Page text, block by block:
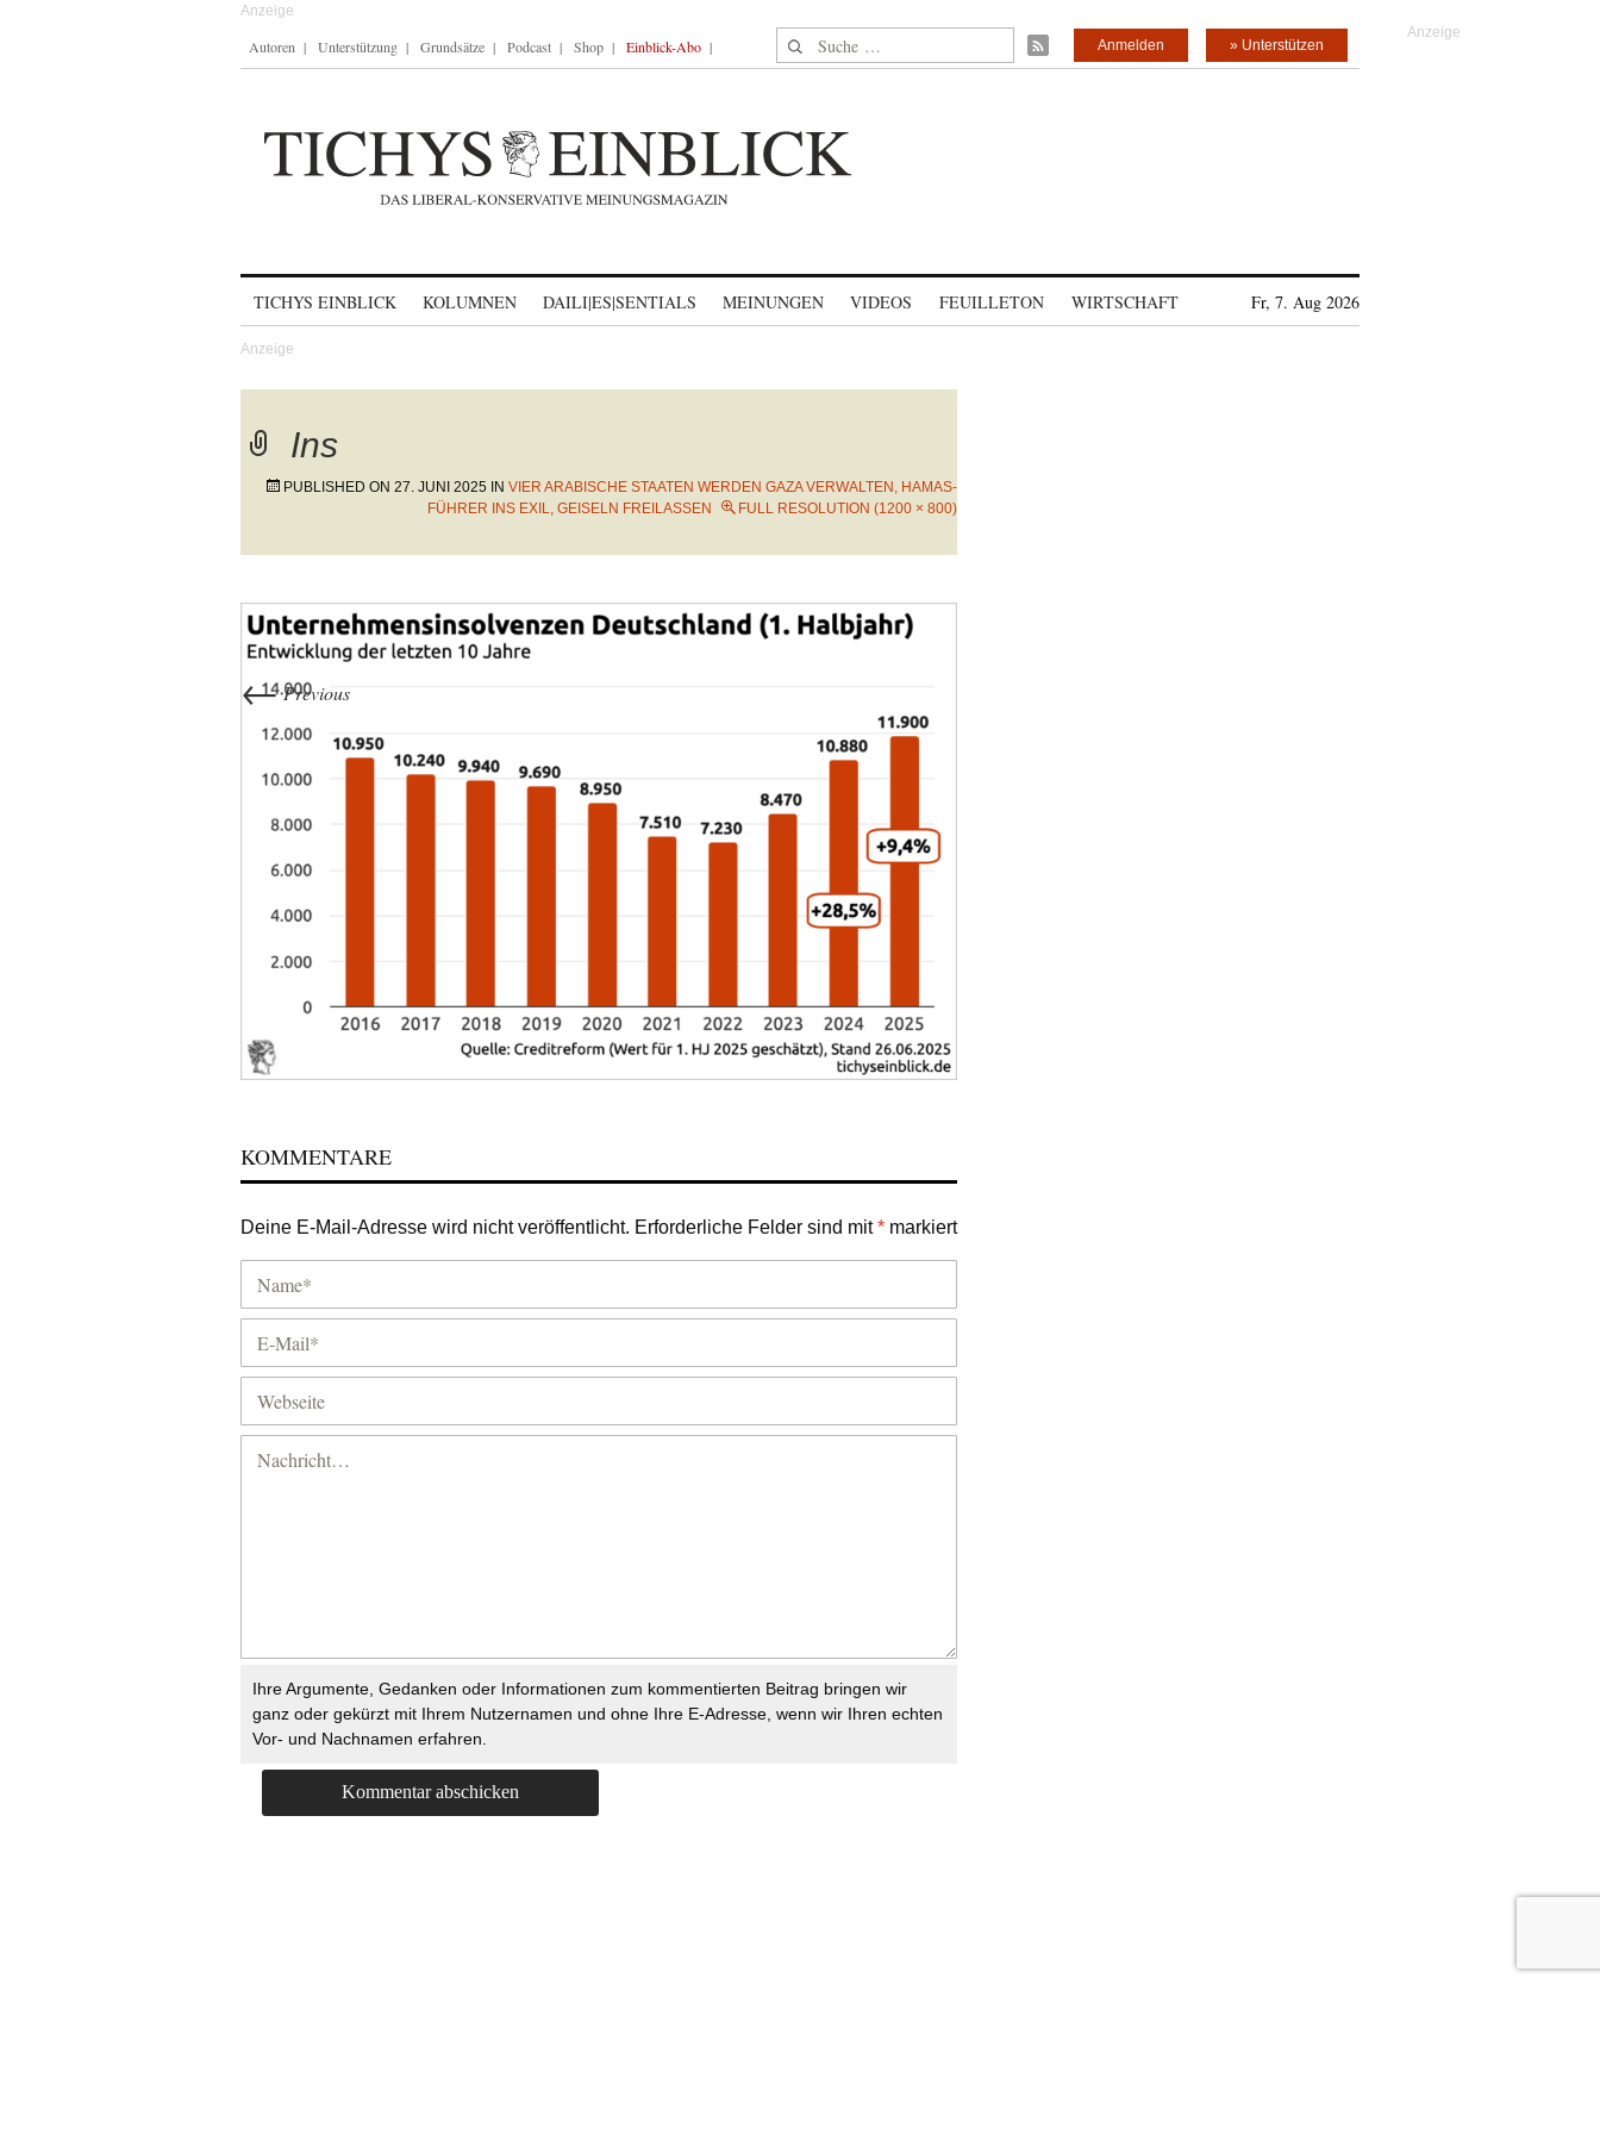
Autoren Unterstützung Grundsätze Podcast Shop Einblick-Abo Suche nach: » Unterstützen
Anmelden
TICHYS EINBLICK KOLUMNEN DAILI|ES|SENTIALS MEINUNGEN VIDEOS FEUILLETON WIRTSCHAFT Fr, 7. Aug 2026
Ins
PUBLISHED ON 27. JUNI 2025 IN VIER ARABISCHE STAATEN WERDEN GAZA VERWALTEN, HAMAS-
FÜHRER INS EXIL, GEISELN FREILASSEN
FULL RESOLUTION (1200 × 800)
←Previous
KOMMENTARE
Deine E-Mail-Adresse wird nicht veröffentlicht. Erforderliche Felder sind mit* markiert
Ihre Argumente, Gedanken oder Informationen zum kommentierten Beitrag bringen wir
ganz oder gekürzt mit Ihrem Nutzernamen und ohne Ihre E-Adresse, wenn wir Ihren echten
Vor- und Nachnamen erfahren.